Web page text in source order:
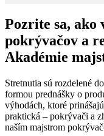
Pozrite sa, ako
pokrývačov a
Akadémie
Stretnutia sú rozdelené
formou prednášky o
výhodách, ktoré
praktická – pokrývači a
naším majstrom